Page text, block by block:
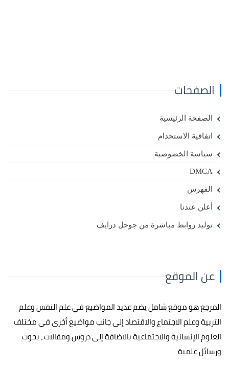
الصفحات
الصفحة الرئيسية
اتفاقية الاستخدام
سياسة الخصوصية
DMCA
الفهرس
أعلن عندنا
توليد روابط مباشرة من جوجل درايف
عن الموقع
المرجع هو موقع شامل يضم عديد المواضيع في علم النفس وعلم
التربية وعلم الاجتماع والاقتصاد إلى جانب مواضيع أخرى في مختلف
العلوم الإنسانية والاجتماعية بالاضافة إلى دروس ومقالات ، بحوث
ورسائل علمية